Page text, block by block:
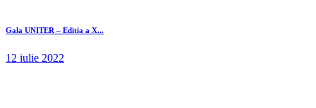
Gala UNITER – Editia a X...
12 iulie 2022